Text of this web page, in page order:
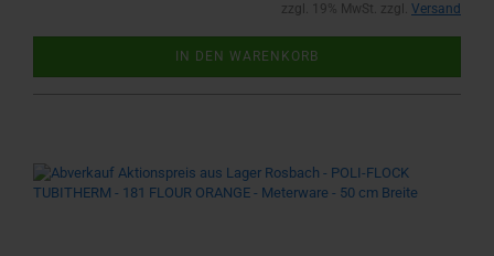
zzgl. 19% MwSt. zzgl. Versand
IN DEN WARENKORB